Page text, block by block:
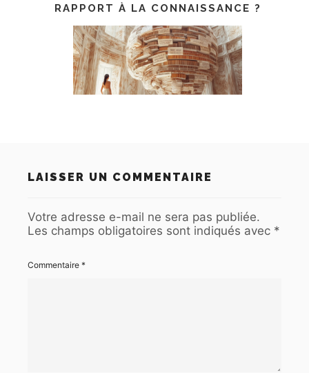
RAPPORT À LA CONNAISSANCE ?
LAISSER UN COMMENTAIRE
Votre adresse e-mail ne sera pas publiée.
Les champs obligatoires sont indiqués avec *
Commentaire *